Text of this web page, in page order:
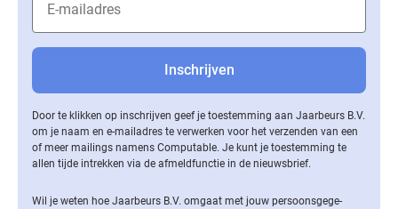
Door te klikken op inschrijven geef je toestemming aan Jaarbeurs B.V.
om je naam en e-mailadres te verwerken voor het verzenden van een
of meer mailings namens Computable. Je kunt je toestemming te
allen tijde intrekken via de af­meld­func­tie in de nieuwsbrief.
Wil je weten hoe Jaarbeurs B.V. omgaat met jouw per­soons­ge­ge­